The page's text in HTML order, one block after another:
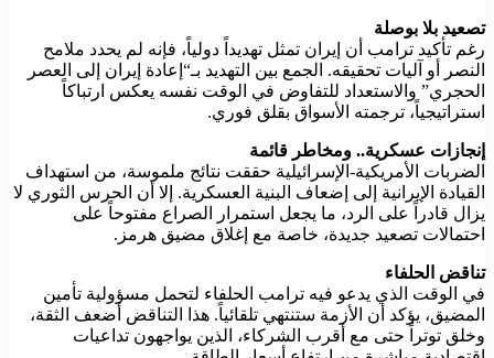
تصعيد بلا بوصلة
رغم تأكيد ترامب أن إيران تمثل تهديداً دولياً، فإنه لم يحدد ملامح
النصر أو آليات تحقيقه. الجمع بين التهديد بـ“إعادة إيران إلى العصر
الحجري” والاستعداد للتفاوض في الوقت نفسه يعكس ارتباكاً
استراتيجياً، ترجمته الأسواق بقلق فوري.
إنجازات عسكرية.. ومخاطر قائمة
الضربات الأمريكية-الإسرائيلية حققت نتائج ملموسة، من استهداف
القيادة الإيرانية إلى إضعاف البنية العسكرية. إلا أن الحرس الثوري لا
يزال قادراً على الرد، ما يجعل استمرار الصراع مفتوحاً على
احتمالات تصعيد جديدة، خاصة مع إغلاق مضيق هرمز.
تناقض الحلفاء
في الوقت الذي يدعو فيه ترامب الحلفاء لتحمل مسؤولية تأمين
المضيق، يؤكد أن الأزمة ستنتهي تلقائياً. هذا التناقض أضعف الثقة،
وخلق توتراً حتى مع أقرب الشركاء، الذين يواجهون تداعيات